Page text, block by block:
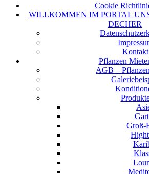
Cookie
WILLKOMMEN IM PORTAL
DECHER
Kontakt
Pflanzen
AGB –
Groß-